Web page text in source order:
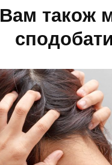
Вам також